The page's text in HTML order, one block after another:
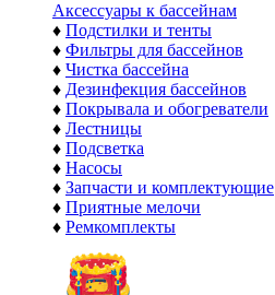
Аксессуары к бассейнам
♦ Подстилки и тенты
♦ Фильтры для бассейнов
♦ Чистка бассейна
♦ Дезинфекция бассейнов
♦ Покрывала и обогреватели
♦ Лестницы
♦ Подсветка
♦ Насосы
♦ Запчасти и комплектующие
♦ Приятные мелочи
♦ Ремкомплекты